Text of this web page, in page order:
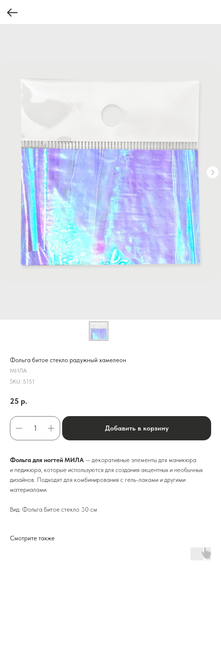
Фольга битое стекло радужный хамелеон
МИЛА
SKU: 5151
25 р.
Добавить в корзину
Фольга для ногтей МИЛА — декоративные элементы для маникюра
и педикюра, которые используются для создания акцентных и необычных
дизайнов. Подходят для комбинирования с гель-лаками и другими
материалами.
Вид: Фольга Битое стекло 30 см
Смотрите также